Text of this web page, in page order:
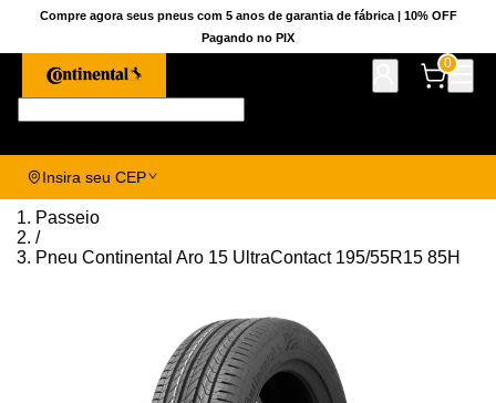
Compre agora seus pneus com 5 anos de garantia de fábrica | 10% OFF
Pagando no PIX
0
Insira seu CEP
Passeio
/
Pneu Continental Aro 15 UltraContact 195/55R15 85H